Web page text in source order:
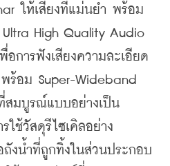
ให้เสียงที่แม่นยำ พร้อม
High Quality Audio
การฟังเสียงความละเอียด
ร้อม Super-Wideband
สมบูรณ์แบบอย่างเป็น
ใช้วัสดุรีไซเคิลอย่าง
งน้ำที่ถูกทิ้งในส่วนประกอบ